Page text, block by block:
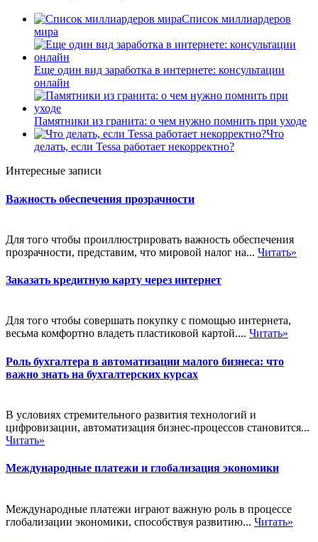
Список миллиардеров
мира
Еще один вид заработка в интернете: консультации
онлайн
Памятники из гранита: о чем нужно помнить при уходе
Что
делать, если Tessa работает некорректно?
Интересные записи
Важность обеспечения прозрачности
Для того чтобы проиллюстрировать важность обеспечения
прозрачности, представим, что мировой налог на... Читать»
Заказать кредитную карту через интернет
Для того чтобы совершать покупку с помощью интернета,
весьма комфортно владеть пластиковой картой.... Читать»
Роль бухгалтера в автоматизации малого бизнеса: что
важно знать на бухгалтерских курсах
В условиях стремительного развития технологий и
цифровизации, автоматизация бизнес-процессов становится...
Читать»
Международные платежи и глобализация экономики
Международные платежи играют важную роль в процессе
глобализации экономики, способствуя развитию... Читать»